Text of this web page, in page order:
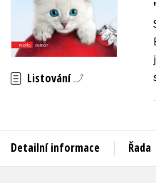
Auto - moto
Beletrie pro děti
Beletrie pro dospělé
Byznys a ekonomie
Listování
Detailní informace Řada